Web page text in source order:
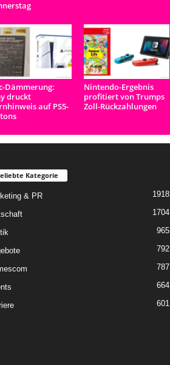
Dämmerung:
druckt
auf PS5-
Nintendo-Ergebnis
profitiert von Trumps
Zoll-Rückzahlungen
Kategorie
& PR 1918
1704
965
792
787
664
601